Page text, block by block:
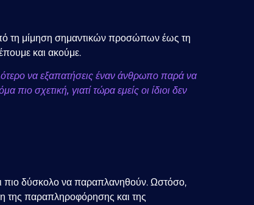
τη μίμηση σημαντικών προσώπων έως τη
και ακούμε.
να εξαπατήσεις έναν άνθρωπο παρά να
σχετική, γιατί τώρα εμείς οι ίδιοι δεν
πιο δύσκολο να παραπλανηθούν. Ωστόσο,
της παραπληροφόρησης και της